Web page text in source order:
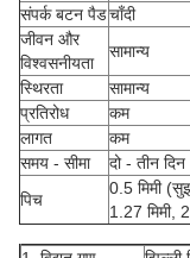
संपर्क बटन पैडचाँदी
जीवन और
विश्वसनीयता
सामान्य
स्थिरता
सामान्य
प्रतिरोध
कम
लागत
कम
समय - सीमा
दो - तीन दिन
पिच
0.5 मिमी
1.27 मिमी,